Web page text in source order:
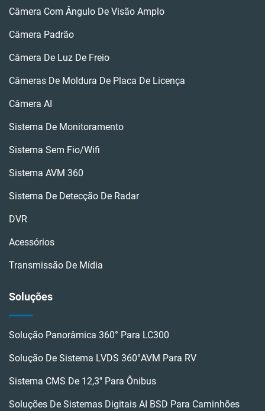
Câmera Com Ângulo De Visão Amplo
Câmera Padrão
Câmera De Luz De Freio
Câmeras De Moldura De Placa De Licença
Câmera AI
Sistema De Monitoramento
Sistema Sem Fio/wifi
Sistema AVM 360
Sistema De Detecção De Radar
DVR
Acessórios
Transmissão De Mídia
Soluções
Solução Panorâmica 360° Para LC300
Solução De Sistema LVDS 360°AVM Para RV
Sistema CMS De 12,3'' Para Ônibus
Soluções De Sistemas Digitais AI BSD Para Caminhões